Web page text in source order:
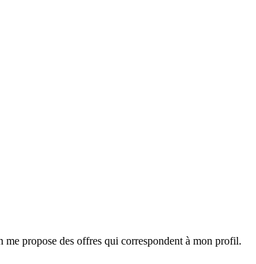
me propose des offres qui correspondent à mon profil.